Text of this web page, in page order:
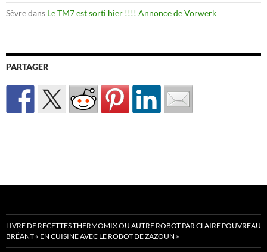
Sèvredans Le TM7 est sorti hier !!!! Annonce de Vorwerk
PARTAGER
LIVRE DE RECETTES THERMOMIX OU AUTRE ROBOT PAR CLAIRE POUVREAU
BRÉANT « EN CUISINE AVEC LE ROBOT DE ZAZOUN »